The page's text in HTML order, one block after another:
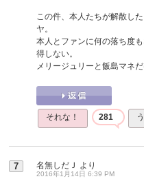
この件、本人たちが解散し
ヤ。
本人とファンに何の落ち度
得しない。
メリージュリーと飯島マネ
それな！ 281
7 名無しだＪ より
2016年1月14日 6:39 PM